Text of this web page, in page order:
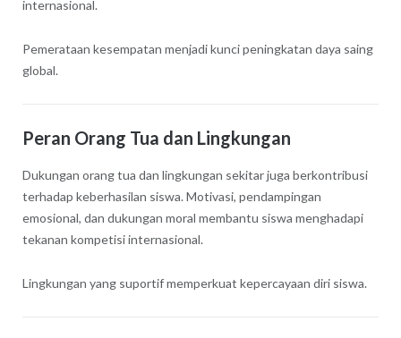
internasional.
Pemerataan kesempatan menjadi kunci peningkatan daya saing
global.
Peran Orang Tua dan Lingkungan
Dukungan orang tua dan lingkungan sekitar juga berkontribusi
terhadap keberhasilan siswa. Motivasi, pendampingan
emosional, dan dukungan moral membantu siswa menghadapi
tekanan kompetisi internasional.
Lingkungan yang suportif memperkuat kepercayaan diri siswa.